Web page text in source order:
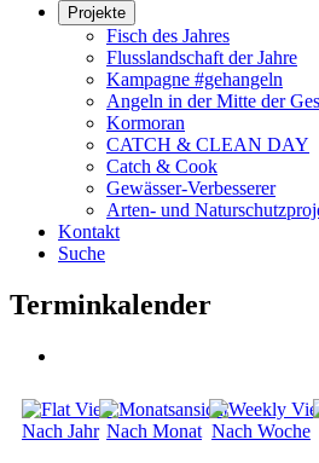
Projekte
Fisch des Jahres
Flusslandschaft der Jahre
Kampagne #gehangeln
Angeln in der Mitte der
Kormoran
CATCH & CLEAN DAY
Catch & Cook
Gewässer-Verbesserer
Arten- und
Kontakt
Suche
Terminkalender
Nach Jahr Nach Monat Nach Woche